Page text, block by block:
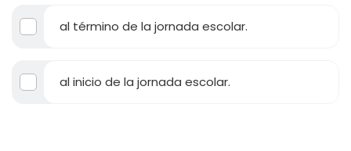
al término de la jornada escolar.
al inicio de la jornada escolar.